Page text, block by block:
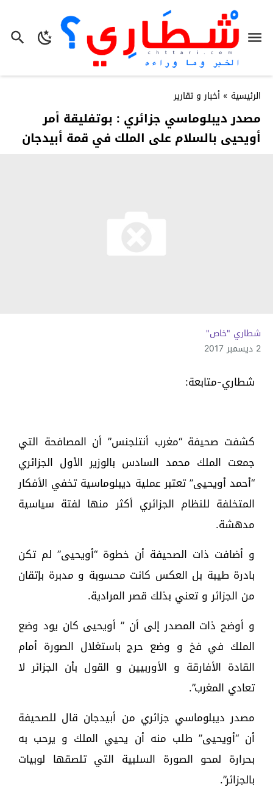
الرئيسية » أخبار و تقارير
مصدر ديبلوماسي جزائري : بوتفليقة أمر
أويحيى بالسلام على الملك في قمة أبيدجان
شطاري "خاص"
2 ديسمبر 2017
شطاري-متابعة:
كشفت صحيفة “مغرب أنتلجنس” أن المصافحة التي
جمعت الملك محمد السادس بالوزير الأول الجزائري
“أحمد أويحيى” تعتبر عملية ديبلوماسية تخفي الأفكار
المتخلفة للنظام الجزائري أكثر منها لفتة سياسية
مدهشة.
و أضافت ذات الصحيفة أن خطوة “أويحيى” لم تكن
بادرة طيبة بل العكس كانت محسوبة و مدبرة بإتقان
من الجزائر و تعني بذلك قصر المرادية.
و أوضح ذات المصدر إلى أن ” أويحيى كان يود وضع
الملك في فخ و وضع حرج باستغلال الصورة أمام
القادة الأفارقة و الأوربيين و القول بأن الجزائر لا
تعادي المغرب”.
مصدر ديبلوماسي جزائري من أبيدجان قال للصحيفة
أن “أويحيى” طلب منه أن يحيي الملك و يرحب به
بحرارة لمحو الصورة السلبية التي تلصقها لوبيات
بالجزائر”.